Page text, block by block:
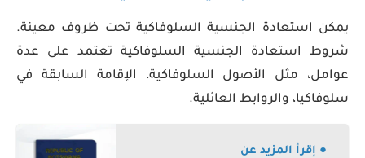
يمكن استعادة الجنسية السلوفاكية تحت ظروف معينة.
شروط استعادة الجنسية السلوفاكية تعتمد على عدة
عوامل، مثل الأصول السلوفاكية، الإقامة السابقة في
سلوفاكيا، والروابط العائلية.
● إقرأ المزيد عن